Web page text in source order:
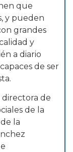
que
y pueden
grandes
y
a diario
de ser
directora de
de la
la